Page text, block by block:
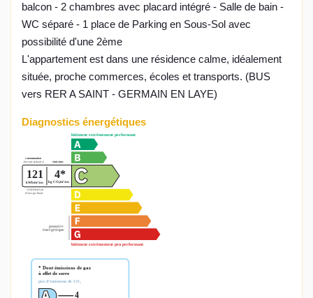
balcon - 2 chambres avec placard intégré - Salle de bain -
WC séparé - 1 place de Parking en Sous-Sol avec
possibilité d'une 2ème
L'appartement est dans une résidence calme, idéalement
située, proche commerces, écoles et transports. (BUS
vers RER A SAINT - GERMAIN EN LAYE)
Diagnostics énergétiques